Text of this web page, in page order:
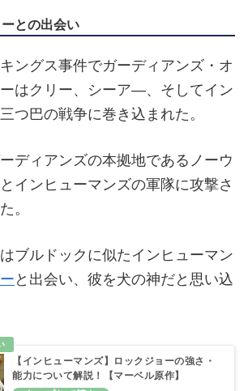
との出会い
ングス事件でガーディアンズ・オ
はクリー、シーア―、そしてイン
つ巴の戦争に巻き込まれた。
ディアンズの本拠地であるノーウ
インヒューマンズの軍隊に攻撃さ
。
ブルドックに似たインヒューマン
と出会い、彼を犬の神だと思い込
【インヒューマンズ】ロックジョーの強さ・
能力について解説！【マーベル原作】